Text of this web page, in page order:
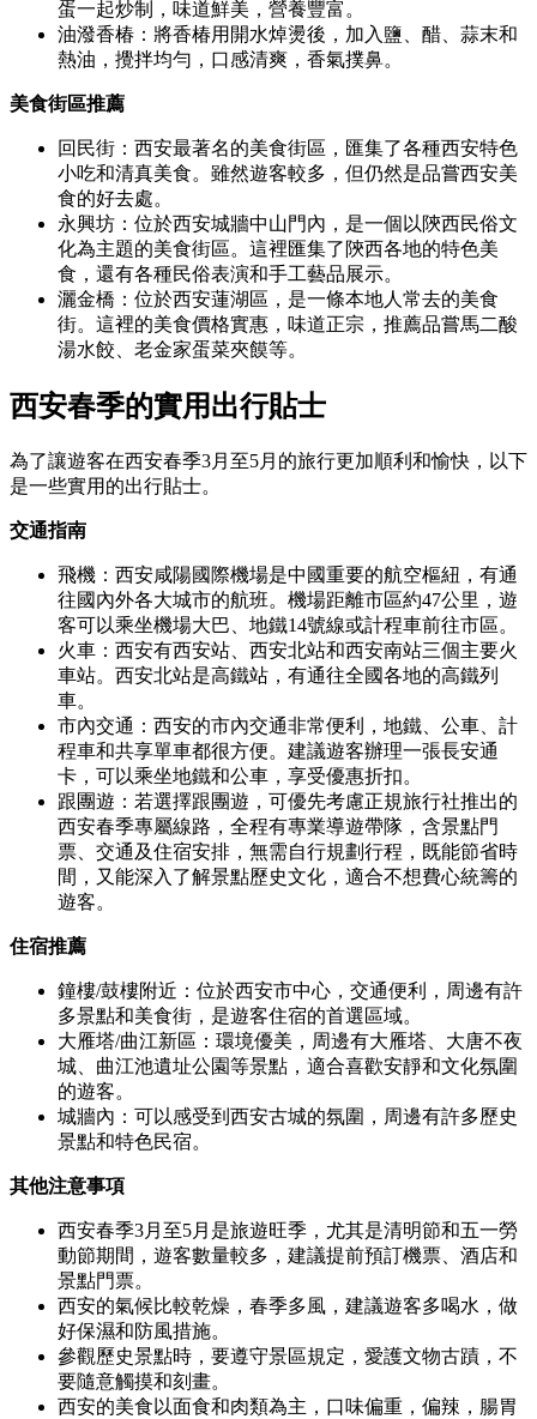
蛋一起炒制，味道鮮美，營養豐富。
油潑香椿：將香椿用開水焯燙後，加入鹽、醋、蒜末和
熱油，攪拌均勻，口感清爽，香氣撲鼻。
美食街區推薦
回民街：西安最著名的美食街區，匯集了各種西安特色
小吃和清真美食。雖然遊客較多，但仍然是品嘗西安美
食的好去處。
永興坊：位於西安城牆中山門內，是一個以陝西民俗文
化為主題的美食街區。這裡匯集了陝西各地的特色美
食，還有各種民俗表演和手工藝品展示。
灑金橋：位於西安蓮湖區，是一條本地人常去的美食
街。這裡的美食價格實惠，味道正宗，推薦品嘗馬二酸
湯水餃、老金家蛋菜夾饃等。
西安春季的實用出行貼士
為了讓遊客在西安春季3月至5月的旅行更加順利和愉快，以下
是一些實用的出行貼士。
交通指南
飛機：西安咸陽國際機場是中國重要的航空樞紐，有通
往國內外各大城市的航班。機場距離市區約47公里，遊
客可以乘坐機場大巴、地鐵14號線或計程車前往市區。
火車：西安有西安站、西安北站和西安南站三個主要火
車站。西安北站是高鐵站，有通往全國各地的高鐵列
車。
市內交通：西安的市內交通非常便利，地鐵、公車、計
程車和共享單車都很方便。建議遊客辦理一張長安通
卡，可以乘坐地鐵和公車，享受優惠折扣。
跟團遊：若選擇跟團遊，可優先考慮正規旅行社推出的
西安春季專屬線路，全程有專業導遊帶隊，含景點門
票、交通及住宿安排，無需自行規劃行程，既能節省時
間，又能深入了解景點歷史文化，適合不想費心統籌的
遊客。
住宿推薦
鐘樓/鼓樓附近：位於西安市中心，交通便利，周邊有許
多景點和美食街，是遊客住宿的首選區域。
大雁塔/曲江新區：環境優美，周邊有大雁塔、大唐不夜
城、曲江池遺址公園等景點，適合喜歡安靜和文化氛圍
的遊客。
城牆內：可以感受到西安古城的氛圍，周邊有許多歷史
景點和特色民宿。
其他注意事項
西安春季3月至5月是旅遊旺季，尤其是清明節和五一勞
動節期間，遊客數量較多，建議提前預訂機票、酒店和
景點門票。
西安的氣候比較乾燥，春季多風，建議遊客多喝水，做
好保濕和防風措施。
參觀歷史景點時，要遵守景區規定，愛護文物古蹟，不
要隨意觸摸和刻畫。
西安的美食以面食和肉類為主，口味偏重，偏辣，腸胃